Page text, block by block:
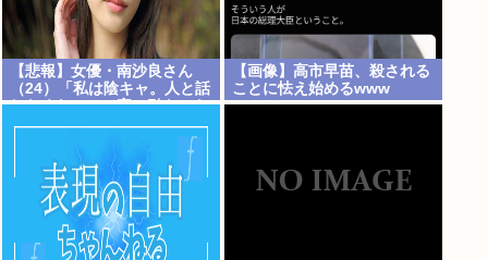
【悲報】女優・南沙良さん
（24）「私は陰キャ。人と話
したくないので家に引きこも
ってPCでアニメを観ていた
い」・・・・・・・・・
【画像】高市早苗、殺される
ことに怯え始めるwww